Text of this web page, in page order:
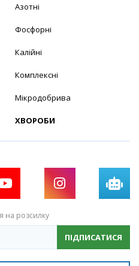
Азотні
Фосфорні
Калійні
Комплексні
Мікродобрива
ХВОРОБИ
на розсилку
ПІДПИСАТИСЯ